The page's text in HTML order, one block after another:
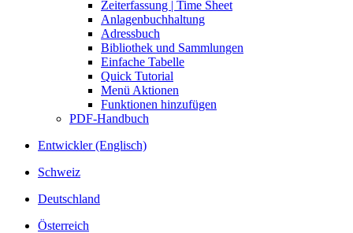
Zeiterfassung | Time Sheet
Anlagenbuchhaltung
Adressbuch
Bibliothek und Sammlungen
Einfache Tabelle
Quick Tutorial
Menü Aktionen
Funktionen hinzufügen
PDF-Handbuch
Entwickler (Englisch)
Schweiz
Deutschland
Österreich